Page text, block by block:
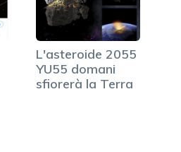
L'asteroide 2055
YU55 domani
sfiorerà la Terra